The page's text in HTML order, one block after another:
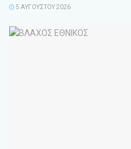
5 ΑΥΓΟΎΣΤΟΥ 2026